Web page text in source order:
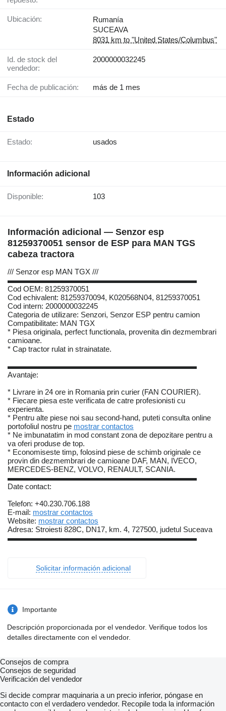
Ubicación:
Rumanía
SUCEAVA
8031 km to "United States/Columbus"
Id. de stock del
vendedor:
2000000032245
Fecha de publicación: más de 1 mes
Estado
Estado: usados
Información adicional
Disponible: 103
Información adicional — Senzor esp
81259370051 sensor de ESP para MAN TGS
cabeza tractora
/// Senzor esp MAN TGX ///
▬▬▬▬▬▬▬▬▬▬▬▬▬▬▬▬▬▬▬▬▬▬▬▬▬
Cod OEM: 81259370051
Cod echivalent: 81259370094, K020568N04, 81259370051
Cod intern: 2000000032245
Categoria de utilizare: Senzori, Senzor ESP pentru camion
Compatibilitate: MAN TGX
* Piesa originala, perfect functionala, provenita din dezmembrari
camioane.
* Cap tractor rulat in strainatate.
▬▬▬▬▬▬▬▬▬▬▬▬▬▬▬▬▬▬▬▬▬▬▬▬▬
Avantaje:
* Livrare in 24 ore in Romania prin curier (FAN COURIER).
* Fiecare piesa este verificata de catre profesionisti cu
experienta.
* Pentru alte piese noi sau second-hand, puteti consulta online
portofoliul nostru pe mostrar contactos
* Ne imbunatatim in mod constant zona de depozitare pentru a
va oferi produse de top.
* Economiseste timp, folosind piese de schimb originale ce
provin din dezmembrari de camioane DAF, MAN, IVECO,
MERCEDES-BENZ, VOLVO, RENAULT, SCANIA.
▬▬▬▬▬▬▬▬▬▬▬▬▬▬▬▬▬▬▬▬▬▬▬▬▬
Date contact:
Telefon: +40.230.706.188
E-mail: mostrar contactos
Website: mostrar contactos
Adresa: Stroiesti 828C, DN17, km. 4, 727500, judetul Suceava
▬▬▬▬▬▬▬▬▬▬▬▬▬▬▬▬▬▬▬▬▬▬▬▬▬
Solicitar información adicional
Importante
Descripción proporcionada por el vendedor. Verifique todos los
detalles directamente con el vendedor.
Consejos de compra
Consejos de seguridad
Verificación del vendedor
Si decide comprar maquinaria a un precio inferior, póngase en
contacto con el verdadero vendedor. Recopile toda la información